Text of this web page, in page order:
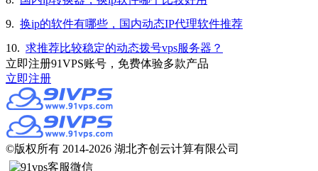
9. 换ip的软件有哪些，国内动态IP代理软件推荐
10. 求推荐比较稳定的动态拨号vps服务器？
立即注册91VPS账号，免费体验多款产品
立即注册
©版权所有 2014-2026 湖北齐创云计算有限公司